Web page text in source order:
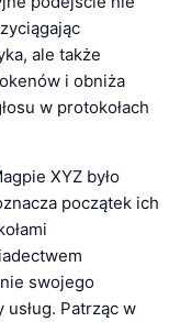
ale także
i obniża
w protokołach
XYZ było
początek ich
swojego
Patrząc w